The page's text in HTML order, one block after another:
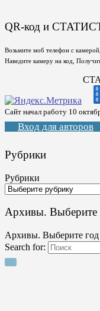
QR-код и
Возьмите моб телефон с
Наведите камеру на код,
Сайт начал работу 10
Вход для авторов
Рубрики
Рубрики
Архивы. Выберите
Архивы. Выберите год
Search for: